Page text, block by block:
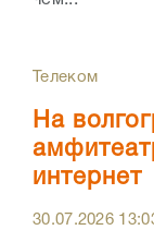
Телеком
На
интернет
30.07.2026